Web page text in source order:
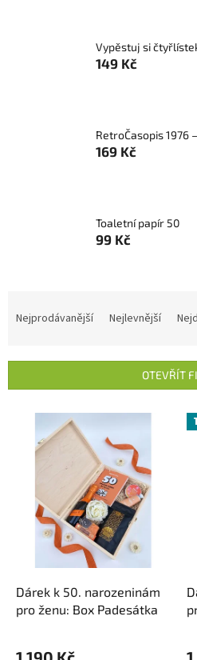
Vypěstuj si
149 Kč
RetroČasopis 1976
169 Kč
Toaletní papír 50
99 Kč
í
Nejprodávanější Nejlevnější
OTEVŘÍT
Dárek k 50. narozeninám
pro ženu: Box Padesátka